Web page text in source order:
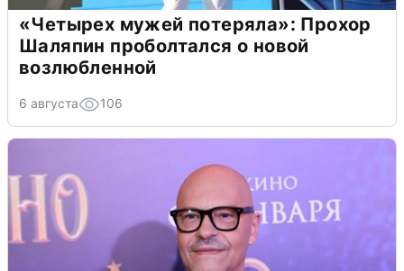
«Четырех мужей потеряла»: Прохор
Шаляпин проболтался о новой
возлюбленной
6 августа 106